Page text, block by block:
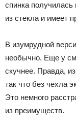
спинка
из стекла и имеет
В изумрудной
необычно. Еще у
скучнее. Правда,
так что без чехла
Это немного
из преимуществ.